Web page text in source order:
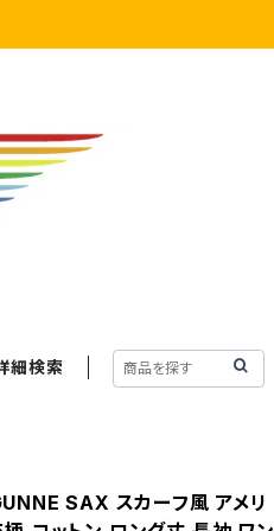
細検索
SAX スカーフ風 アメリ